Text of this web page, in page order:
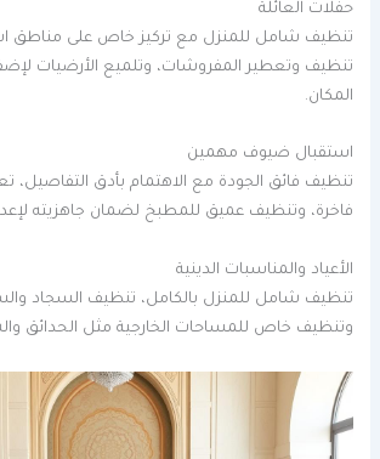
حفلات العائلة
تنظيف شامل للمنزل مع تركيز خاص على مناطق
تنظيف وتعطير المفروشات، وتلميع الأرضيات
المكان.
استقبال ضيوف مهمين
تنظيف فائق الجودة مع الاهتمام بأدق التفاصيل،
فاخرة، وتنظيف عميق للمطبخ لضمان جاهزيته
الأعياد والمناسبات الدينية
تنظيف شامل للمنزل بالكامل، تنظيف السجاد
وتنظيف خاص للمساحات الخارجية مثل الحدائق